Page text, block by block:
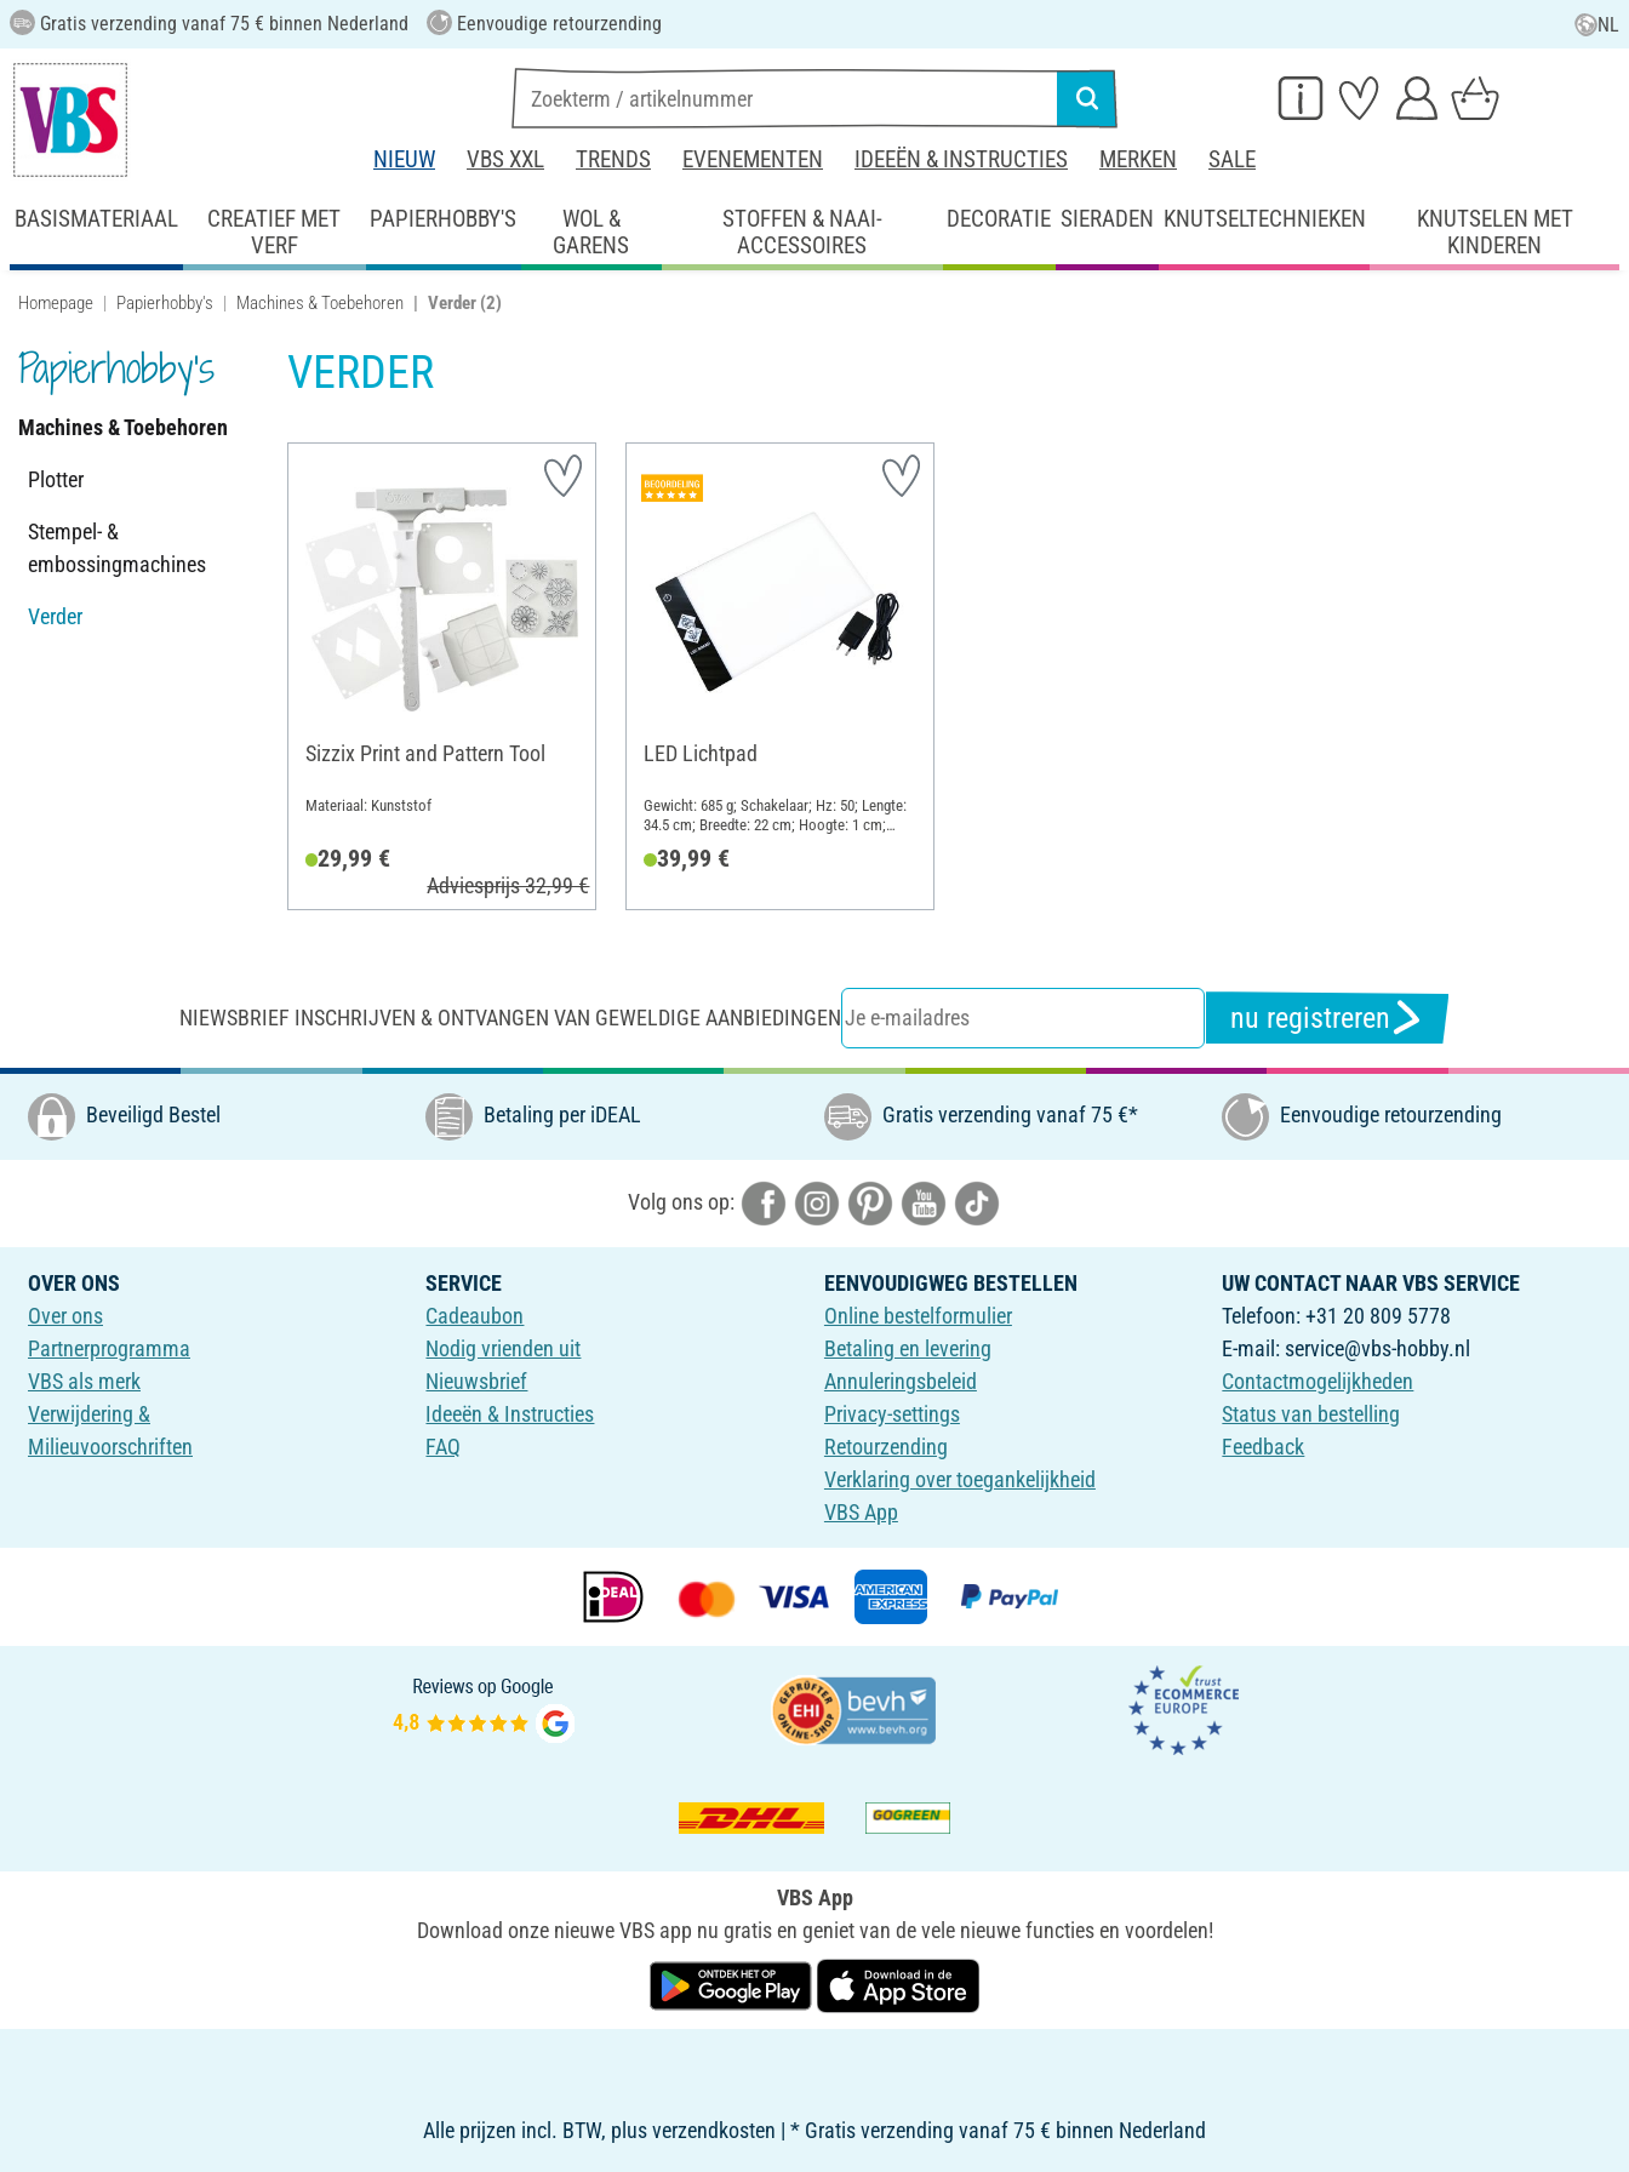
Gratis verzending vanaf 75 € binnen Nederland Eenvoudige retourzending NL
NIEUW VBS XXL TRENDS EVENEMENTEN IDEEËN & INSTRUCTIES MERKEN SALE
BASISMATERIAAL
CREATIEF MET
VERF
PAPIERHOBBY'S
WOL &
GARENS
STOFFEN & NAAI-
ACCESSOIRES
DECORATIE SIERADEN KNUTSELTECHNIEKEN
KNUTSELEN MET
KINDEREN
Homepage Papierhobby's Machines & Toebehoren Verder (2)
Papierhobby's
Machines & Toebehoren
Plotter
Stempel- &
embossingmachines
Verder
VERDER
Sizzix Print and Pattern Tool
Materiaal: Kunststof
29,99 €
Adviesprijs 32,99 €
LED Lichtpad
Gewicht: 685 g; Schakelaar; Hz: 50; Lengte:
34.5 cm; Breedte: 22 cm; Hoogte: 1 cm;
39,99 €
NIEWSBRIEF INSCHRIJVEN & ONTVANGEN VAN GEWELDIGE AANBIEDINGEN nu registreren
Beveiligd Bestel Betaling per iDEAL Gratis verzending vanaf 75 €* Eenvoudige retourzending
Volg ons op:
OVER ONS
Over ons
Partnerprogramma
VBS als merk
Verwijdering &
Milieuvoorschriften
SERVICE
Cadeaubon
Nodig vrienden uit
Nieuwsbrief
Ideeën & Instructies
FAQ
EENVOUDIGWEG BESTELLEN
Online bestelformulier
Betaling en levering
Annuleringsbeleid
Privacy-settings
Retourzending
Verklaring over toegankelijkheid
VBS App
UW CONTACT NAAR VBS SERVICE
Telefoon: +31 20 809 5778
E-mail: service@vbs-hobby.nl
Contactmogelijkheden
Status van bestelling
Feedback
VBS App
Download onze nieuwe VBS app nu gratis en geniet van de vele nieuwe functies en voordelen!
Alle prijzen incl. BTW, plus verzendkosten | * Gratis verzending vanaf 75 € binnen Nederland